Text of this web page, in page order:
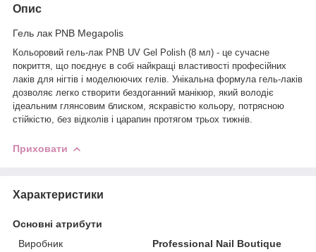
Опис
Гель лак PNB Megapolis
Кольоровий гель-лак PNB UV Gel Polish (8 мл) - це сучасне
покриття, що поєднує в собі найкращі властивості професійних
лаків для нігтів і моделюючих гелів. Унікальна формула гель-лаків
дозволяє легко створити бездоганний манікюр, який володіє
ідеальним глянсовим блиском, яскравістю кольору, потрясною
стійкістю, без відколів і царапин протягом трьох тижнів.
Приховати
Характеристики
Основні атрибути
Виробник
Professional Nail Boutique